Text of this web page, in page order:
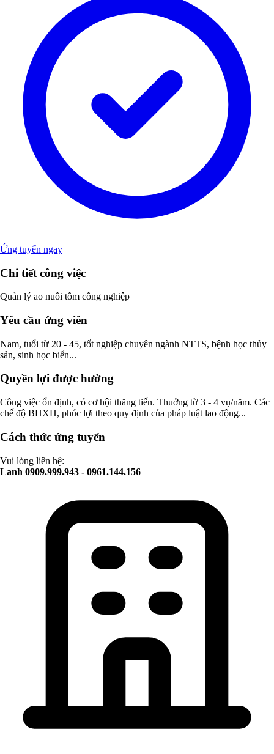
Ứng tuyển ngay
Chi tiết công việc
Quản lý ao nuôi tôm công nghiệp
Yêu cầu ứng viên
Nam, tuổi từ 20 - 45, tốt nghiệp chuyên ngành NTTS, bệnh học thủy
sản, sinh học biển...
Quyền lợi được hưởng
Công việc ổn định, có cơ hội thăng tiến. Thuởng từ 3 - 4 vụ/năm. Các
chế độ BHXH, phúc lợi theo quy định của pháp luật lao động...
Cách thức ứng tuyển
Vui lòng liên hệ:
Lanh 0909.999.943 - 0961.144.156